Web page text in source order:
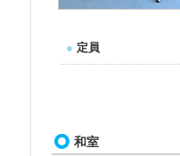
● 定員
和室